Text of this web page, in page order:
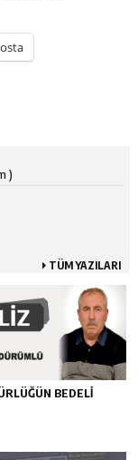
)
TÜM YAZILARI
BEDELİ